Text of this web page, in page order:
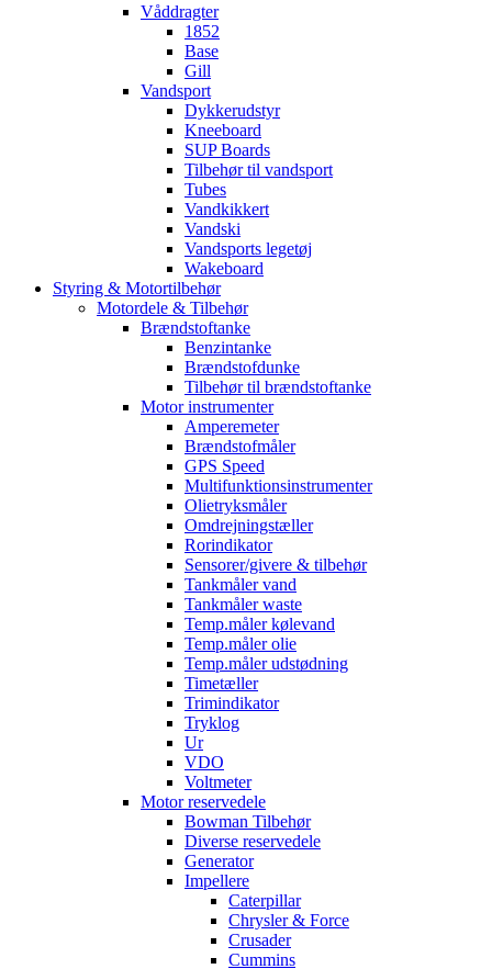
Våddragter
1852
Base
Gill
Vandsport
Dykkerudstyr
Kneeboard
SUP Boards
Tilbehør til vandsport
Tubes
Vandkikkert
Vandski
Vandsports legetøj
Wakeboard
Styring & Motortilbehør
Motordele & Tilbehør
Brændstoftanke
Benzintanke
Brændstofdunke
Tilbehør til brændstoftanke
Motor instrumenter
Amperemeter
Brændstofmåler
GPS Speed
Multifunktionsinstrumenter
Olietryksmåler
Omdrejningstæller
Rorindikator
Sensorer/givere & tilbehør
Tankmåler vand
Tankmåler waste
Temp.måler kølevand
Temp.måler olie
Temp.måler udstødning
Timetæller
Trimindikator
Tryklog
Ur
VDO
Voltmeter
Motor reservedele
Bowman Tilbehør
Diverse reservedele
Generator
Impellere
Caterpillar
Chrysler & Force
Crusader
Cummins